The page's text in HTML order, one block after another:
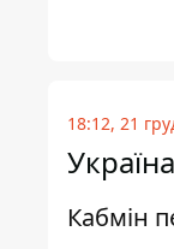
18:12, 21
Кабмін